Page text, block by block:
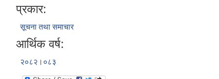
प्रकार:
सूचना तथा समाचार
आर्थिक वर्ष:
२०८२।०८३